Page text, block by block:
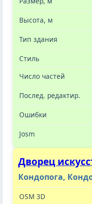
Дворец
Кондопога,